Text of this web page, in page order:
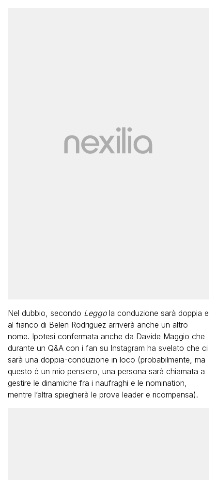
Nel dubbio, secondo Leggola conduzione sarà doppia e
al fianco di Belen Rodriguez arriverà anche un altro
nome. Ipotesi confermata anche da Davide Maggio che
durante un Q&A con i fan su Instagram ha svelato che ci
sarà una doppia-conduzione in loco (probabilmente, ma
questo è un mio pensiero, una persona sarà chiamata a
gestire le dinamiche fra i naufraghi e le nomination,
mentre l’altra spiegherà le prove leader e ricompensa).